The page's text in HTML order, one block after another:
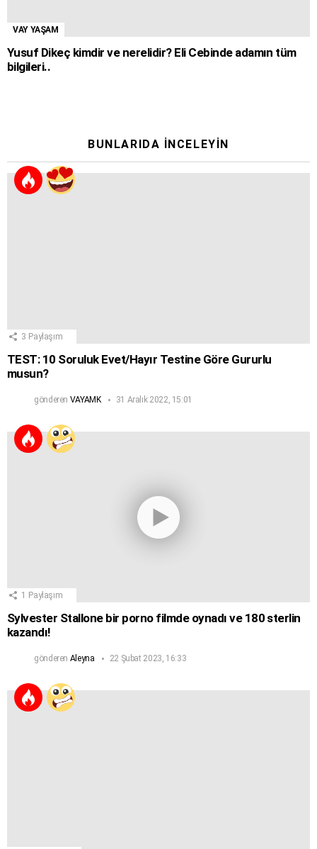
VAY YAŞAM
Yusuf Dikeç kimdir ve nerelidir? Eli Cebinde adamın tüm
bilgileri..
BUNLARIDA İNCELEYIN
3 Paylaşım
TEST: 10 Soruluk Evet/Hayır Testine Göre Gururlu
musun?
gönderen VAYAMK 31 Aralık 2022, 15:01
1 Paylaşım
Sylvester Stallone bir porno filmde oynadı ve 180 sterlin
kazandı!
gönderen Aleyna 22 Şubat 2023, 16:33